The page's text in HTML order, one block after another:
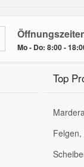
ohne Klimaanlage
ohne Klimaanlage
RHV
Mo - Do: 8:00 -
Top